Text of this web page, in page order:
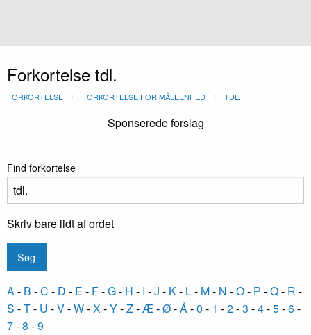
Forkortelse tdl.
FORKORTELSE FORKORTELSE FOR MÅLEENHED TDL.
Sponserede forslag
Find forkortelse
Skriv bare lidt af ordet
A- B -C - D - E - F-G- H - I -J - K- L- M- N -O- P -Q- R -
S -T- U -V-W-X-Y-Z-Æ-Ø-Å-0 - 1 -2-3 -4-5-6-
7-8 -9